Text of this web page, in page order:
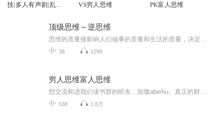
技|多人有声剧|乱码
VS穷人思维
PK富人思维
顶级思维～逆思维
38 1298
穷人思维富人思维
538 1.8万